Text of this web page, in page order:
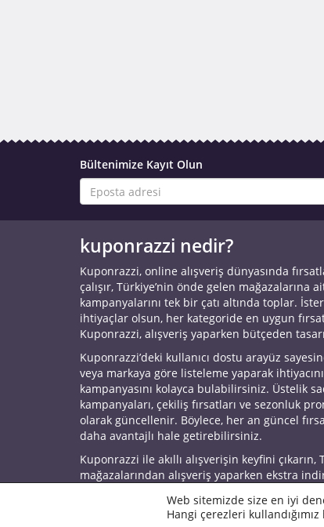
Bültenimize Kayıt Olun
kuponrazzi nedir?
Kuponrazzi, online alışveriş dünyasında
çalışır, Türkiye’nin önde gelen
kampanyalarını tek bir çatı altında toplar.
ihtiyaçlar olsun, her kategoride en uygun
Kuponrazzi, alışveriş yaparken bütçeden
Kuponrazzi’deki kullanıcı dostu arayüz
veya markaya göre listeleme yaparak
kampanyasını kolayca bulabilirsiniz. Üstelik
kampanyaları, çekiliş fırsatları ve sezonluk
olarak güncellenir. Böylece, her an güncel
daha avantajlı hale getirebilirsiniz.
Kuponrazzi ile akıllı alışverişin keyfini
mağazalarından alışveriş yaparken ekstra
© 2026 KuponrazziWeb sitemizde size en iyi
Hangi çerezleri